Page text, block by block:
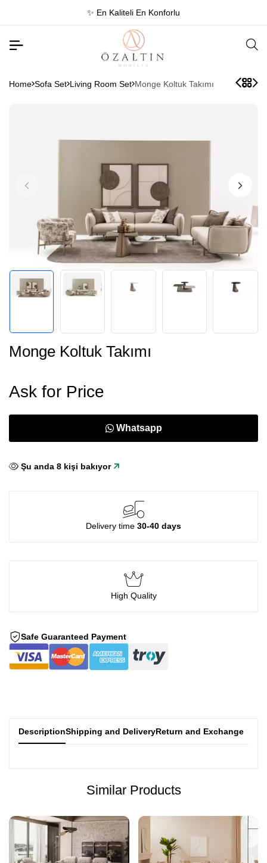
✨ En Kaliteli En Konforlu
Home Sofa Set Living Room Set Monge Koltuk Takımı
Monge Koltuk Takımı
Ask for Price
Whatsapp
Şu anda 8 kişi bakıyor
Delivery time 30-40 days
High Quality
Safe Guaranteed Payment
DescriptionShipping and DeliveryReturn and Exchange
Similar Products